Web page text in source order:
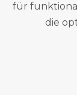
für
die